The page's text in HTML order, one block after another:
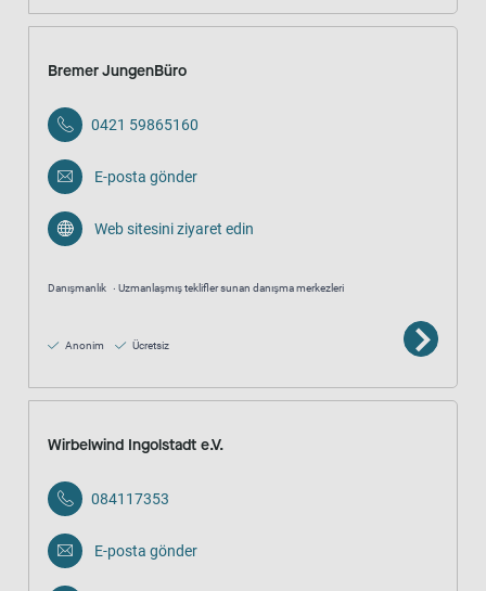
Bremer JungenBüro
0421 59865160
E-posta gönder
Web sitesini ziyaret edin
Danışmanlık Uzmanlaşmış teklifler sunan danışma merkezleri
Anonim Ücretsiz
Wirbelwind Ingolstadt e.V.
084117353
E-posta gönder